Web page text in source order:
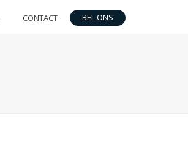
CONTACT BEL ONS